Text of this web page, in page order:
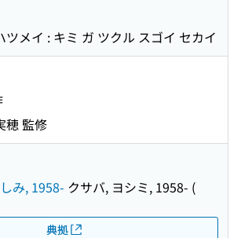
ツメイ : キミ ガ ツクル スゴイ セカイ
穂 監修
み, 1958- クサバ, ヨシミ, 1958- (
典拠